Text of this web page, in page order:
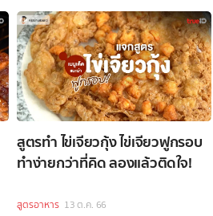
สูตรทำ ไข่เจียวกุ้ง ไข่เจียวฟูกรอบ
ทำง่ายกว่าที่คิด ลองแล้วติดใจ!
สูตรอาหาร 13 ต.ค. 66